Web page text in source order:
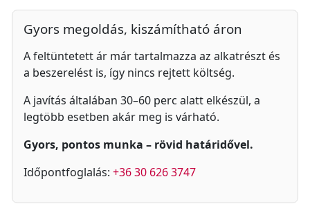
Gyors megoldás, kiszámítható áron
A feltüntetett ár már tartalmazza az alkatrészt és
a beszerelést is, így nincs rejtett költség.
A javítás általában 30–60 perc alatt elkészül, a
legtöbb esetben akár meg is várható.
Gyors, pontos munka – rövid határidővel.
Időpontfoglalás: +36 30 626 3747